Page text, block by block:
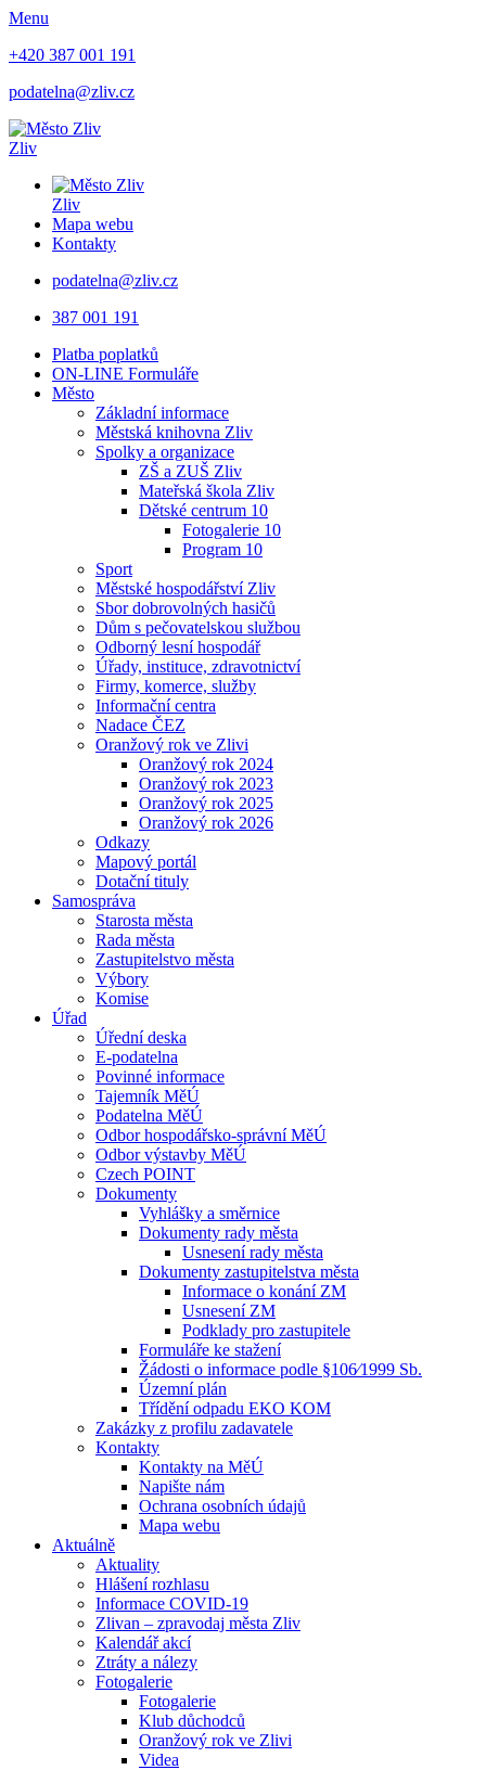
Menu
+420 387 001 191
podatelna@zliv.cz
Zliv
Zliv
Mapa webu
Kontakty
podatelna@zliv.cz
387 001 191
Platba poplatků
ON-LINE Formuláře
Město
Základní informace
Městská knihovna Zliv
Spolky a organizace
ZŠ a ZUŠ Zliv
Mateřská škola Zliv
Dětské centrum 10
Fotogalerie 10
Program 10
Sport
Městské hospodářství Zliv
Sbor dobrovolných hasičů
Dům s pečovatelskou službou
Odborný lesní hospodář
Úřady, instituce, zdravotnictví
Firmy, komerce, služby
Informační centra
Nadace ČEZ
Oranžový rok ve Zlivi
Oranžový rok 2024
Oranžový rok 2023
Oranžový rok 2025
Oranžový rok 2026
Odkazy
Mapový portál
Dotační tituly
Samospráva
Starosta města
Rada města
Zastupitelstvo města
Výbory
Komise
Úřad
Úřední deska
E-podatelna
Povinné informace
Tajemník MěÚ
Podatelna MěÚ
Odbor hospodářsko-správní MěÚ
Odbor výstavby MěÚ
Czech POINT
Dokumenty
Vyhlášky a směrnice
Dokumenty rady města
Usnesení rady města
Dokumenty zastupitelstva města
Informace o konání ZM
Usnesení ZM
Podklady pro zastupitele
Formuláře ke stažení
Žádosti o informace podle §106⁄1999 Sb.
Územní plán
Třídění odpadu EKO KOM
Zakázky z profilu zadavatele
Kontakty
Kontakty na MěÚ
Napište nám
Ochrana osobních údajů
Mapa webu
Aktuálně
Aktuality
Hlášení rozhlasu
Informace COVID-19
Zlivan – zpravodaj města Zliv
Kalendář akcí
Ztráty a nálezy
Fotogalerie
Fotogalerie
Klub důchodců
Oranžový rok ve Zlivi
Videa